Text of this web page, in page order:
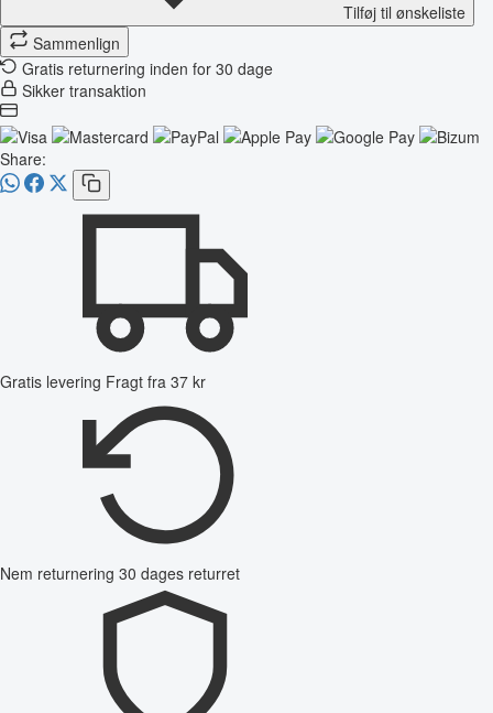
Tilføj til ønskeliste
Sammenlign
Gratis returnering inden for 30 dage
Sikker transaktion
Share:
Gratis levering Fragt fra 37 kr
Nem returnering 30 dages returret